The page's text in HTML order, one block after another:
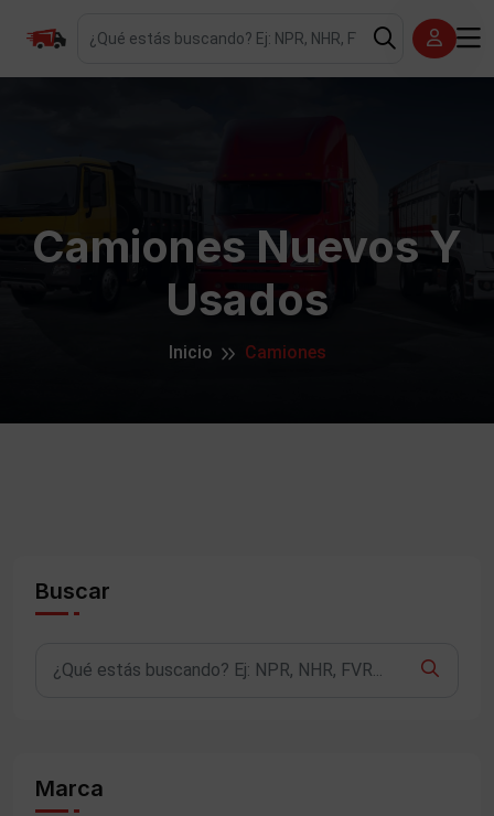
Camiones Nuevos Y
Usados
Inicio Camiones
Buscar
Marca